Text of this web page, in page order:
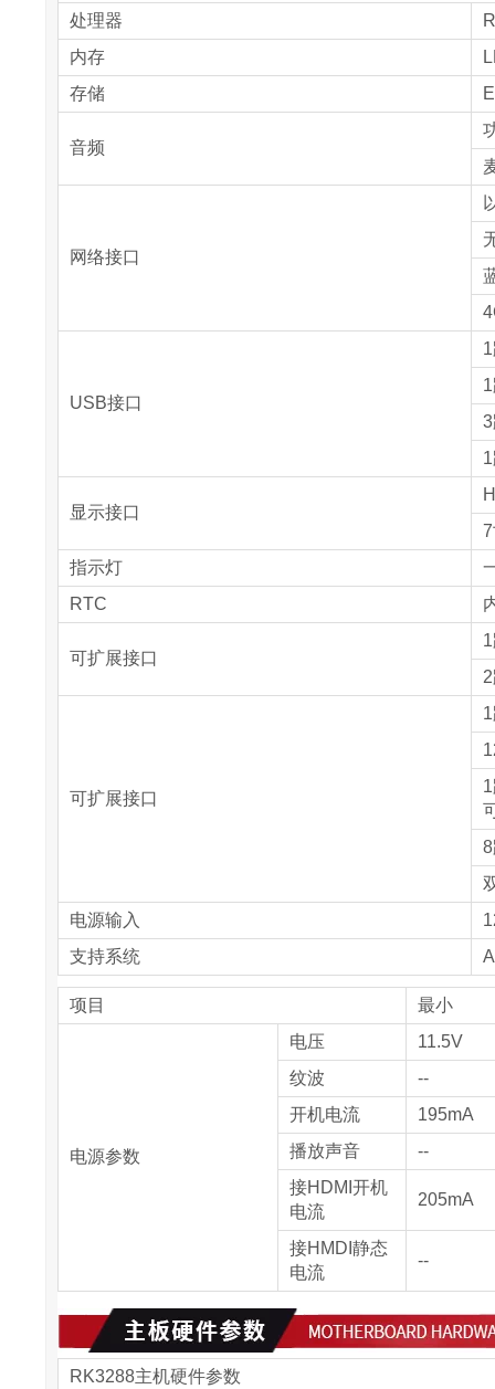
处理器
内存
存储
音频
网络接口
USB接口
显示接口
指示灯
RTC
可扩展接口
可扩展接口
电源输入
支持系统
项目 最小
电源参数
电压
11.5V
纹波
--
开机电流
195mA
播放声音
--
接HDMI开机
电流
205mA
接HMDI静态
电流
--
RK3288主机硬件参数